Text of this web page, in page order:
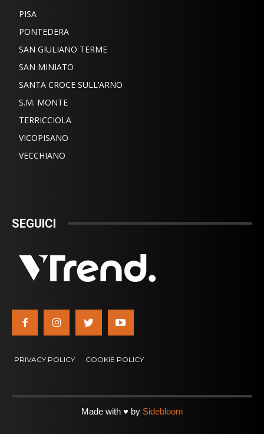
PISA
PONTEDERA
SAN GIULIANO TERME
SAN MINIATO
SANTA CROCE SULL’ARNO
S.M. MONTE
TERRICCIOLA
VICOPISANO
VECCHIANO
SEGUICI
PRIVACY POLICY COOKIE POLICY
Made with ♥ by Sidebloom